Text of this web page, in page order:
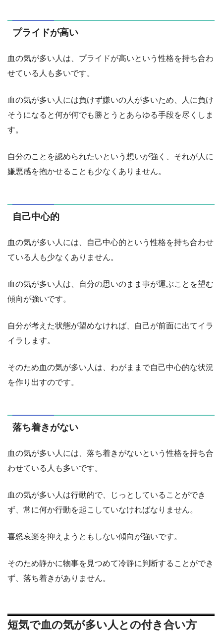
プライドが高い
血の気が多い人は、プライドが高いという性格を持ち合わ
せている人も多いです。
血の気が多い人には負けず嫌いの人が多いため、人に負け
そうになると何が何でも勝とうとあらゆる手段を尽くしま
す。
自分のことを認められたいという想いが強く、それが人に
嫌悪感を抱かせることも少なくありません。
自己中心的
血の気が多い人には、自己中心的という性格を持ち合わせ
ている人も少なくありません。
血の気が多い人は、自分の思いのまま事が運ぶことを望む
傾向が強いです。
自分が考えた状態が望めなければ、自己が前面に出てイラ
イラします。
そのため血の気が多い人は、わがままで自己中心的な状況
を作り出すのです。
落ち着きがない
血の気が多い人には、落ち着きがないという性格を持ち合
わせている人も多いです。
血の気が多い人は行動的で、じっとしていることができ
ず、常に何か行動を起こしていなければなりません。
喜怒哀楽を抑えようともしない傾向が強いです。
そのため静かに物事を見つめて冷静に判断することができ
ず、落ち着きがありません。
短気で血の気が多い人との付き合い方